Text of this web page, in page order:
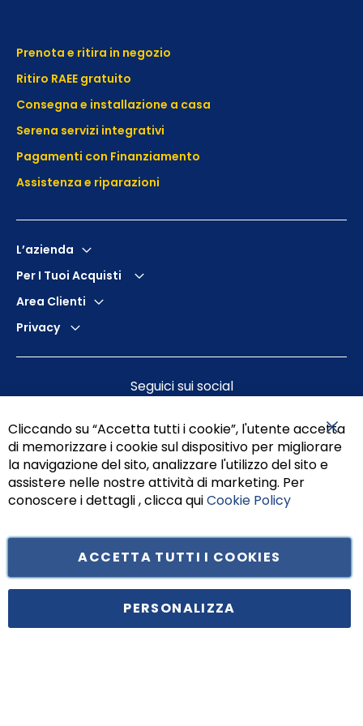
Prenota e ritira in negozio
Ritiro RAEE gratuito
Consegna e installazione a casa
Serena servizi integrativi
Pagamenti con Finanziamento
Assistenza e riparazioni
L’azienda
Per I Tuoi Acquisti
Area Clienti
Privacy
Seguici sui social
Principe di Piemonte 199, cap. 80026 Casoria (NA) - C.F. 05834470634 -
Cliccando su “Accetta tutti i cookie”, l'utente accetta
di memorizzare i cookie sul dispositivo per migliorare
la navigazione del sito, analizzare l'utilizzo del sito e
assistere nelle nostre attività di marketing. Per
conoscere i dettagli , clicca quiCookie Policy
ACCETTA TUTTI I COOKIES
PERSONALIZZA